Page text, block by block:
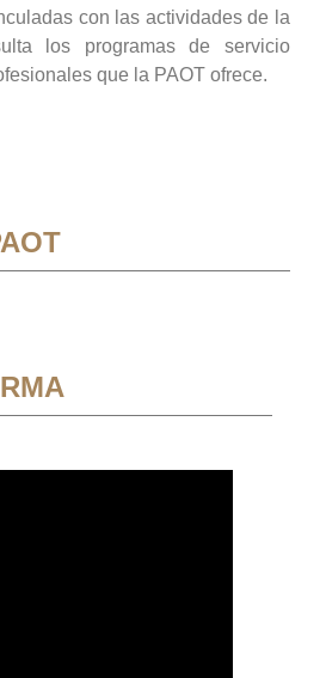
con las actividades de la
los programas de servicio
que la PAOT ofrece.